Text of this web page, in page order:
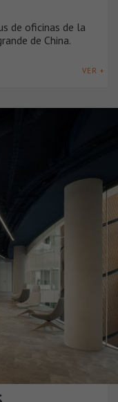
de oficinas de la
de China.
VER +